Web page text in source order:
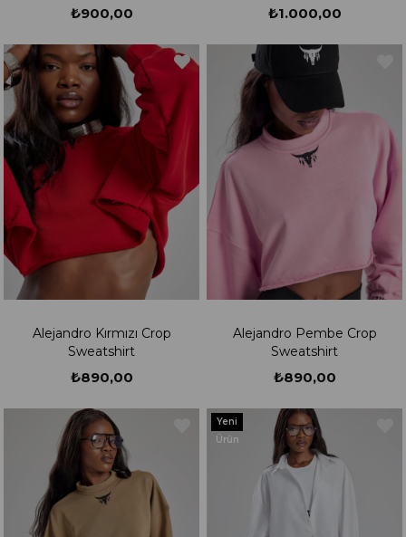
₺900,00 ₺1.000,00
Alejandro Kırmızı Crop
Sweatshirt
₺890,00
Alejandro Pembe Crop
Sweatshirt
₺890,00
Yeni
Ürün